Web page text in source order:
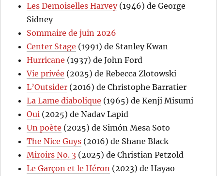
Les Demoiselles Harvey(1946) de George
Sidney
Sommaire de juin 2026
Center Stage (1991) de Stanley Kwan
Hurricane (1937) de John Ford
Vie privée (2025) de Rebecca Zlotowski
L’Outsider (2016) de Christophe Barratier
La Lame diabolique (1965) de Kenji Misumi
Oui (2025) de Nadav Lapid
Un poète (2025) de Simón Mesa Soto
The Nice Guys (2016) de Shane Black
Miroirs No. 3 (2025) de Christian Petzold
Le Garçon et le Héron (2023) de Hayao